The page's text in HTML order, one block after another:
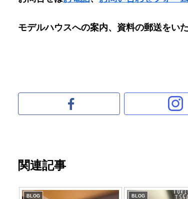
モデルハウスへの案内、資料の郵送をいた
関連記事
BLOG BLOG